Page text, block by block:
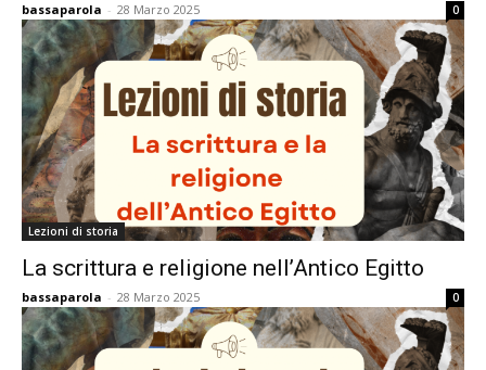
bassaparola - 28 Marzo 2025 0
Lezioni di storia
La scrittura e religione nell’Antico Egitto
bassaparola - 28 Marzo 2025 0